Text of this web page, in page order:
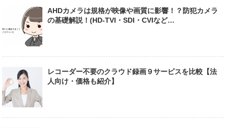
AHDカメラは規格が映像や画質に影響！？防犯カメラ
の基礎解説！(HD-TVI・SDI・CVIなど…
レコーダー不要のクラウド録画９サービスを比較【法
人向け・価格も紹介】